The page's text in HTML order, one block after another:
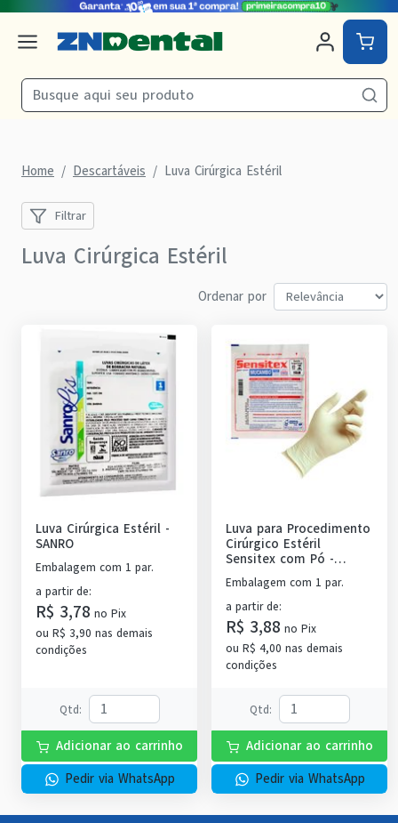
Home Descartáveis Luva Cirúrgica Estéril
Filtrar
Luva Cirúrgica Estéril
Ordenar por
Luva Cirúrgica Estéril -
SANRO
Embalagem com 1 par.
a partir de:
R$ 3,78 no Pix
ou R$ 3,90 nas demais
condições
Qtd:
Adicionar ao carrinho
Pedir via WhatsApp
Luva para Procedimento
Cirúrgico Estéril
Sensitex com Pó -
MUCAMBO
Embalagem com 1 par.
a partir de:
R$ 3,88 no Pix
ou R$ 4,00 nas demais
condições
Qtd:
Adicionar ao carrinho
Pedir via WhatsApp